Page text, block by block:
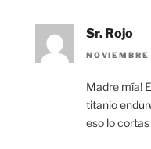
Sr. Rojo
Madre mía!
titanio
eso lo